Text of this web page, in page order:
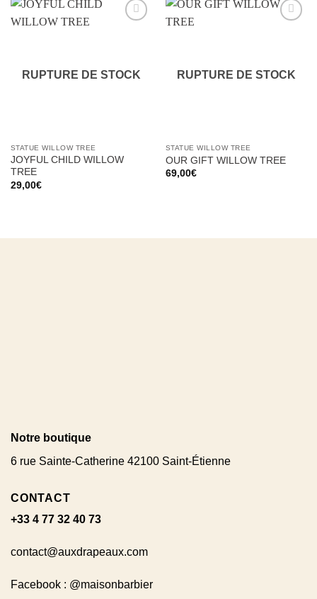
RUPTURE DE STOCK
STATUE WILLOW TREE
JOYFUL CHILD WILLOW
TREE
29,00€
RUPTURE DE STOCK
STATUE WILLOW TREE
OUR GIFT WILLOW TREE
69,00€
Notre boutique
6 rue Sainte-Catherine 42100 Saint-Étienne
CONTACT
+33 4 77 32 40 73
contact@auxdrapeaux.com
Facebook : @maisonbarbier